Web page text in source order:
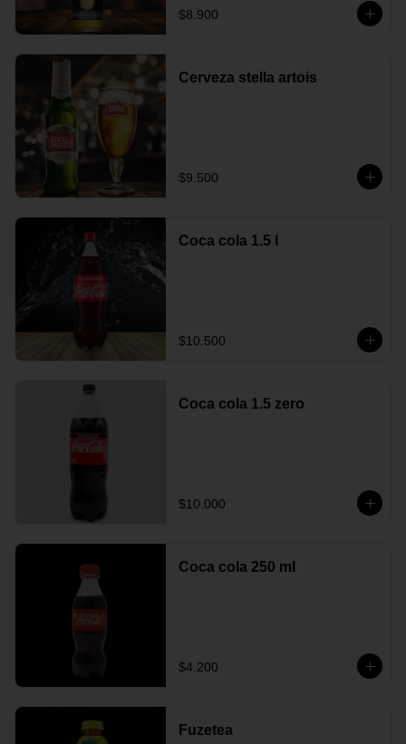
$8.900
Cerveza stella artois
$9.500
Coca cola 1.5 l
$10.500
Coca cola 1.5 zero
$10.000
Coca cola 250 ml
$4.200
Fuzetea